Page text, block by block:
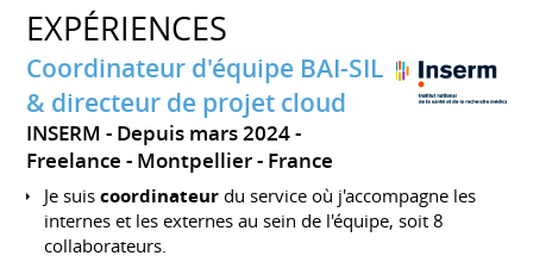
EXPÉRIENCES
Coordinateur d'équipe BAI-SIL
& directeur de projet cloud
INSERM
Depuis mars 2024
Freelance
Montpellier France
Je suiscoordinateur du service où j'accompagne les
internes et les externes au sein de l'équipe, soit 8
collaborateurs.